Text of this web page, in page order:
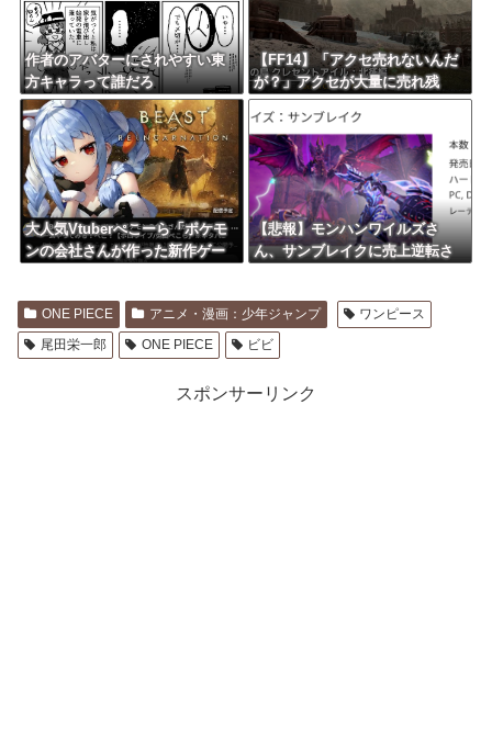
作者のアバターにされやすい東
方キャラって誰だろ
【FF14】「アクセ売れないんだ
が？」アクセが大量に売れ残
り、にんじんのほうが嬉しいま
である【クレセントアイル】
大人気Vtuberぺこーら「ポケモ
ンの会社さんが作った新作ゲー
【悲報】モンハンワイルズさ
ん、サンブレイクに売上逆転さ
ONE PIECE アニメ・漫画：少年ジャンプ
ワンピース
尾田栄一郎
ONE PIECE ビビ
スポンサーリンク